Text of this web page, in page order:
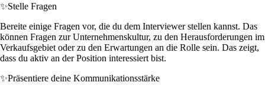
✨Stelle Fragen
Bereite einige Fragen vor, die du dem Interviewer stellen kannst. Das
können Fragen zur Unternehmenskultur, zu den Herausforderungen im
Verkaufsgebiet oder zu den Erwartungen an die Rolle sein. Das zeigt,
dass du aktiv an der Position interessiert bist.
✨Präsentiere deine Kommunikationsstärke